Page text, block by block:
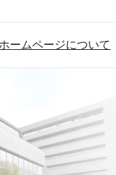
ームページについて